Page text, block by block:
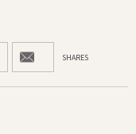
SHARES